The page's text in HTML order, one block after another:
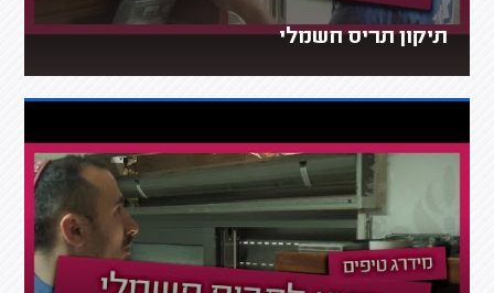
תיקון תריס חשמלי